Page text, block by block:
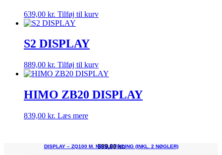
639,00 kr. Tilføj til kurv
S2 DISPLAY
889,00 kr. Tilføj til kurv
HIMO ZB20 DISPLAY
839,00 kr. Læs mere
599,00kr.
DISPLAY – ZQ100 M. NØGLETINDING (INKL. 2 NØGLER)